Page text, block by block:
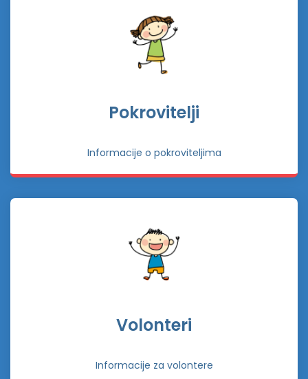
Pokrovitelji
Informacije o pokroviteljima
Volonteri
Informacije za volontere